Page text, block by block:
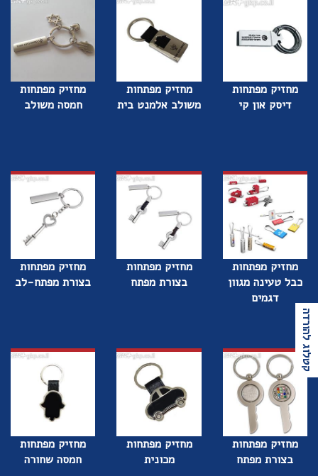
קטלוג להורדה
מחזיק מפתחות
דיסק און קי
מחזיק מפתחות
משולב אלמנט בית
מחזיק מפתחות
חמסה משולב
מחזיק מפתחות
כבל טעינה מגוון
דגמים
מחזיק מפתחות
בצורת מפתח
מחזיק מפתחות
בצורת מפתח-לב
מחזיק מפתחות
בצורת מפתח
מחזיק מפתחות
מכונית
מחזיק מפתחות
חמסה שחורה